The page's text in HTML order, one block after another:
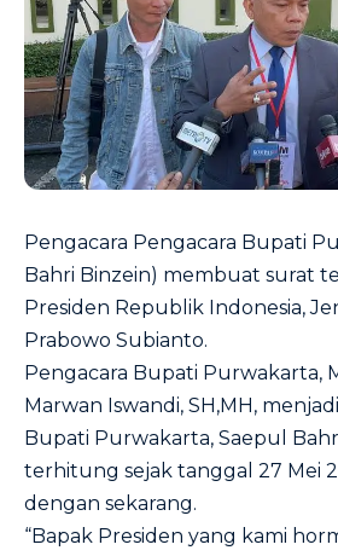
Pengacara Pengacara Bupati
Bahri Binzein) membuat surat
Presiden Republik Indonesia,
Prabowo Subianto.
Pengacara Bupati Purwakarta,
Marwan Iswandi, SH,MH,
Bupati Purwakarta, Saepul
terhitung sejak tanggal 27 Mei
dengan sekarang.
“Bapak Presiden yang kami